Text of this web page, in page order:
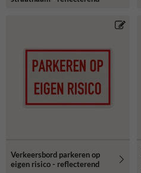
Verkeersbord parkeren op
eigen risico - reflecterend